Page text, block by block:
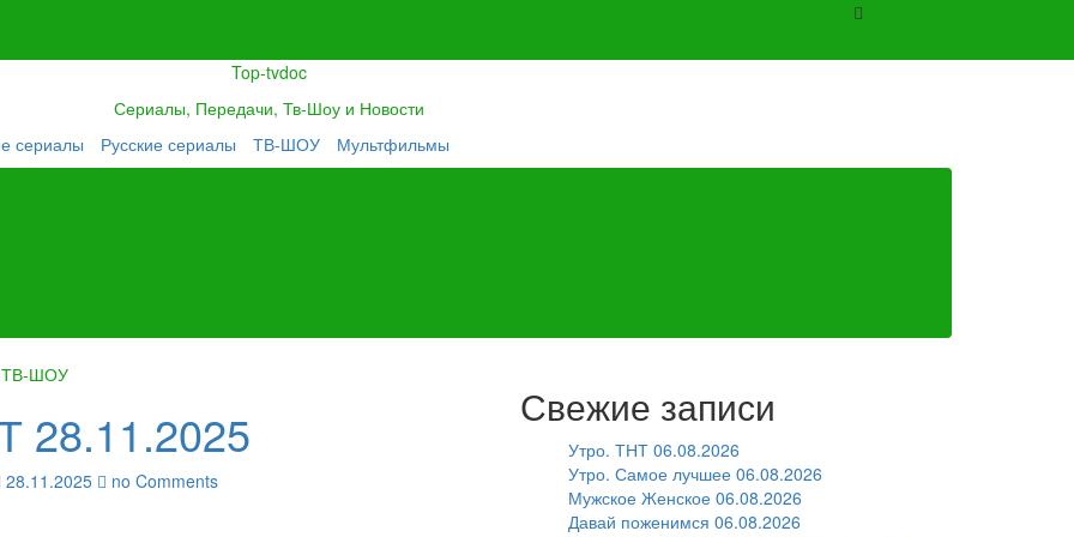
Top-tvdoc
Сериалы, Передачи, Тв-Шоу и Новости
сериалы Русские сериалы ТВ-ШОУ Мультфильмы
ТВ-ШОУ
28.11.2025
28.11.2025 no Comments
Свежие записи
Утро. ТНТ 06.08.2026
Утро. Самое лучшее 06.08.2026
Мужское Женское 06.08.2026
Давай поженимся 06.08.2026